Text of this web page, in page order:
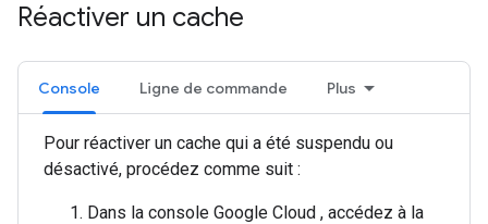
Réactiver un cache
Console Ligne de commande Plus
Pour réactiver un cache qui a été suspendu ou
désactivé, procédez comme suit :
Dans la console Google Cloud , accédez à la